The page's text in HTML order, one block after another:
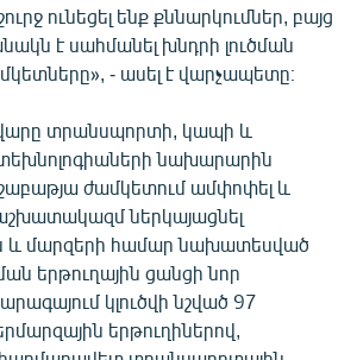
կայքերը
ունեցել ենք քննարկումներ, բայց
է սահմանել խնդրի լուծման
- ասել է վարչապետը։
տրանսպորտի, կապի և
նախարարին
ժամկետում ամփոփել և
ներկայացնել
և մարզերի համար նախատեսված
երթուղային ցանցի նոր
կլուծվի նշված 97
երթուղիներով,